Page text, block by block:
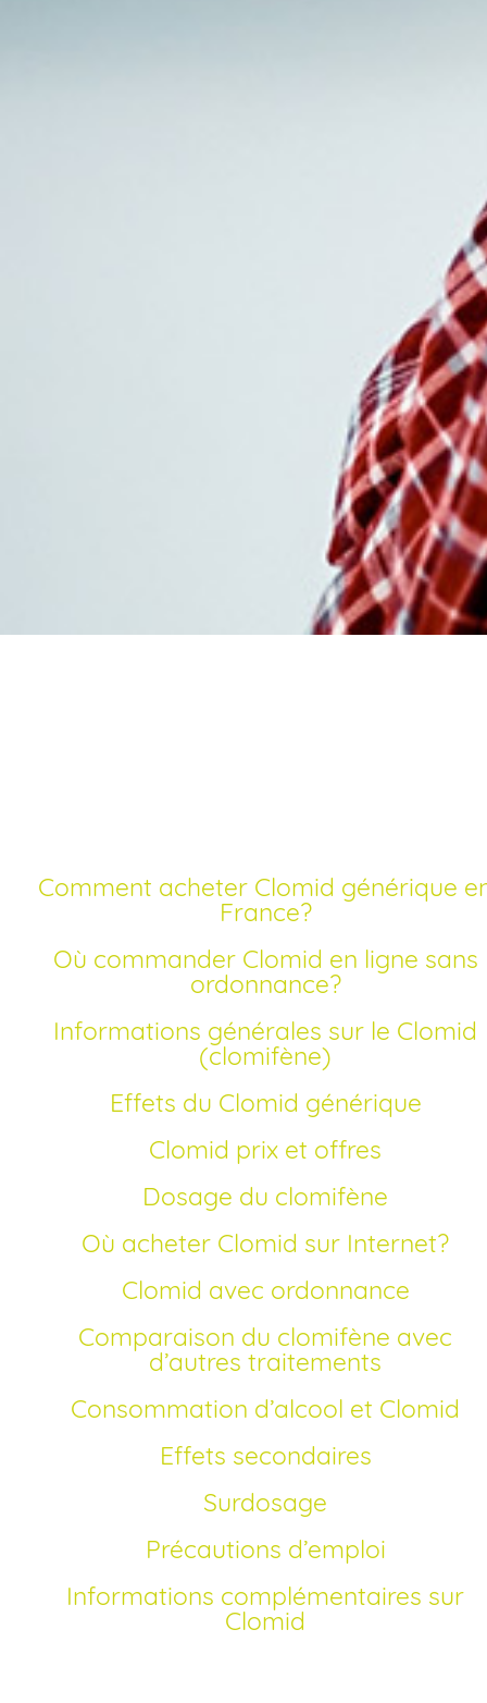
Comment acheter Clomid générique en
France?
Où commander Clomid en ligne sans
ordonnance?
Informations générales sur le Clomid
(clomifène)
Effets du Clomid générique
Clomid prix et offres
Dosage du clomifène
Où acheter Clomid sur Internet?
Clomid avec ordonnance
Comparaison du clomifène avec
d’autres traitements
Consommation d’alcool et Clomid
Effets secondaires
Surdosage
Précautions d’emploi
Informations complémentaires sur
Clomid